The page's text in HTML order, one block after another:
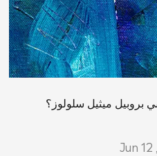
ميثيل سلولوز؟
Jun